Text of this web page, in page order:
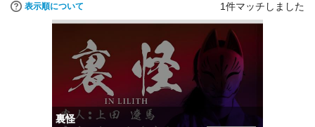
表示順について 1件マッチしました
裏怪